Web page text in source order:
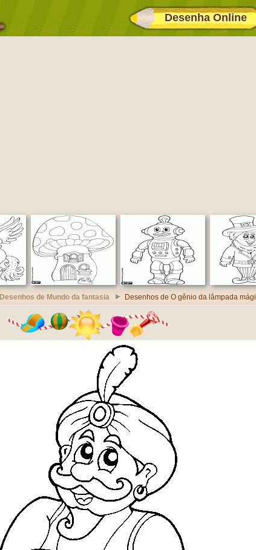
Desenha Online
Desenhos de Mundo da fantasia Desenhos de O gênio da lâmpada